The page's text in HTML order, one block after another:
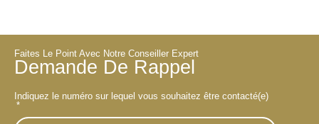
Faites Le Point Avec Notre Conseiller Expert
Demande De Rappel
Indiquez le numéro sur lequel vous souhaitez être contacté(e)